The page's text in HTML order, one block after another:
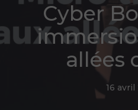
Cyber
allées
16